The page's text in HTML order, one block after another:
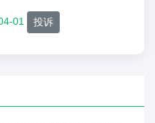
01 投诉